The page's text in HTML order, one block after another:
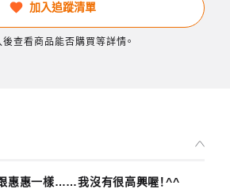
加入追蹤清單
後查看商品能否購買等詳情。
跟惠惠一樣……我沒有很高興喔！^^